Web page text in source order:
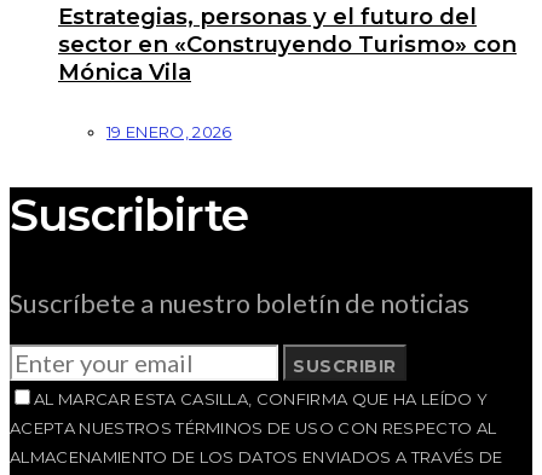
Estrategias, personas y el futuro del
sector en «Construyendo Turismo» con
Mónica Vila
19 ENERO, 2026
Suscribirte
Suscríbete a nuestro boletín de noticias
SUSCRIBIR
AL MARCAR ESTA CASILLA, CONFIRMA QUE HA LEÍDO Y
ACEPTA NUESTROS TÉRMINOS DE USO CON RESPECTO AL
ALMACENAMIENTO DE LOS DATOS ENVIADOS A TRAVÉS DE